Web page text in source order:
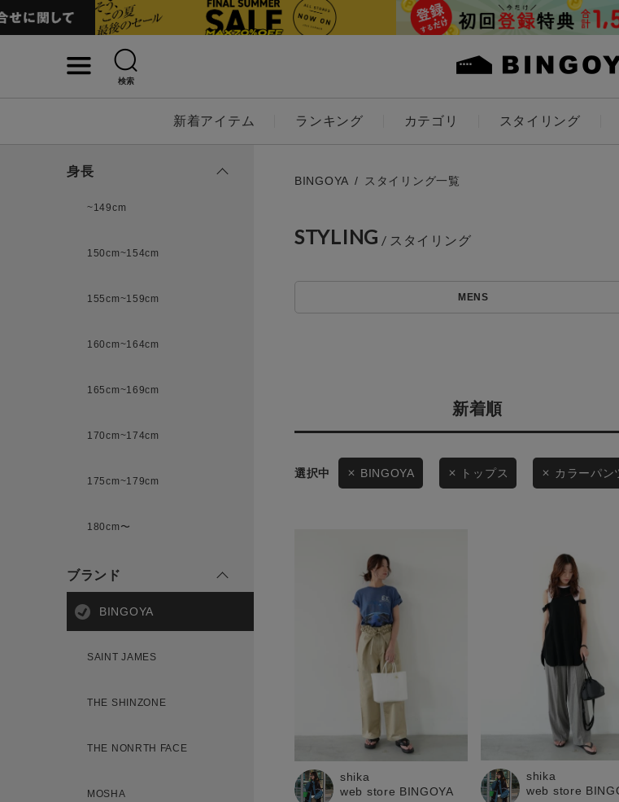
検索
新着アイテム ランキング カテゴリ スタイリング
条件絞り込み検索
カテゴリから探す
スタイリングから
ブランドから探す
お知らせ・ご利
お知らせ
ご利用ガイド
ギフトラッピング
お問い合わせ
キーワード
LADIES KIDS
価格
セ
この条件で絞り込む
身長
~149cm
150cm~154cm
155cm~159cm
160cm~164cm
165cm~169cm
170cm~174cm
175cm~179cm
180cm〜
ブランド
BINGOYA
SAINT JAMES
THE SHINZONE
THE NONRTH FACE
MOSHA
BINGOYA スタイリング一覧
STYLING
MENS
新着順
BINGOYA トップス カラーパン
shika
web store BINGOYA
shika
web store